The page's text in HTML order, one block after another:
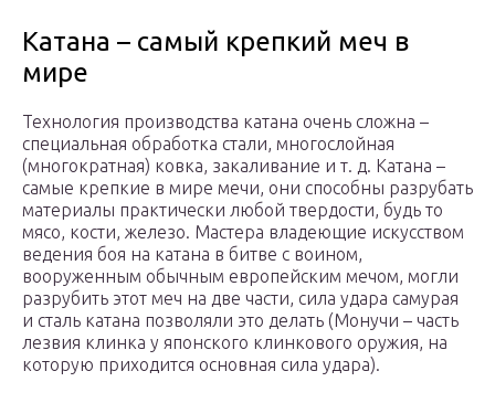
Катана – самый крепкий меч в
мире
Технология производства катана очень сложна –
специальная обработка стали, многослойная
(многократная) ковка, закаливание и т. д. Катана –
самые крепкие в мире мечи, они способны разрубать
материалы практически любой твердости, будь то
мясо, кости, железо. Мастера владеющие искусством
ведения боя на катана в битве с воином,
вооруженным обычным европейским мечом, могли
разрубить этот меч на две части, сила удара самурая
и сталь катана позволяли это делать (Монучи – часть
лезвия клинка у японского клинкового оружия, на
которую приходится основная сила удара).